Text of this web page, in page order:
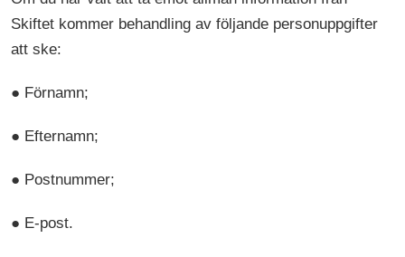
Skiftet kommer behandling av följande personuppgifter
att ske:
● Förnamn;
● Efternamn;
● Postnummer;
● E-post.